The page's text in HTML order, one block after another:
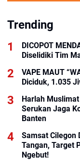
Trending
DICOPOT
Diselidiki Tim
VAPE MAUT
Harlah
Serukan Jaga
Banten
Samsat Cilegon
Tangan, Target
Ngebut!